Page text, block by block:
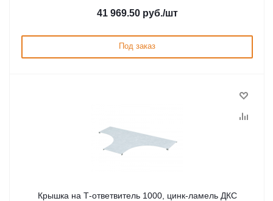
41 969.50руб./шт
Под заказ
Крышка на Т-ответвитель 1000, цинк-ламель ДКС